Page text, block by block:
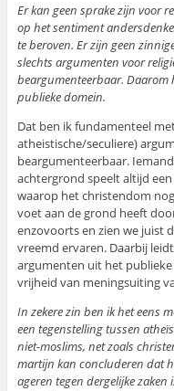
Er kan geen sprake zijn voor
op het sentiment
te beroven. Er zijn geen
slechts argumenten voor
beargumenteerbaar. Daarom
publieke domein.
Dat ben ik fundamenteel
atheistische/seculiere)
beargumenteerbaar.
achtergrond speelt altijd
waarop het christendom
voet aan de grond heeft
enzovoorts en zien we juist
vreemd ervaren. Daarbij
argumenten uit het
vrijheid van meningsuiting
In zekere zin ben ik het eens
een tegenstelling tussen
niet-moslims, net zoals
martijn kan concluderen dat
ageren tegen dergelijke